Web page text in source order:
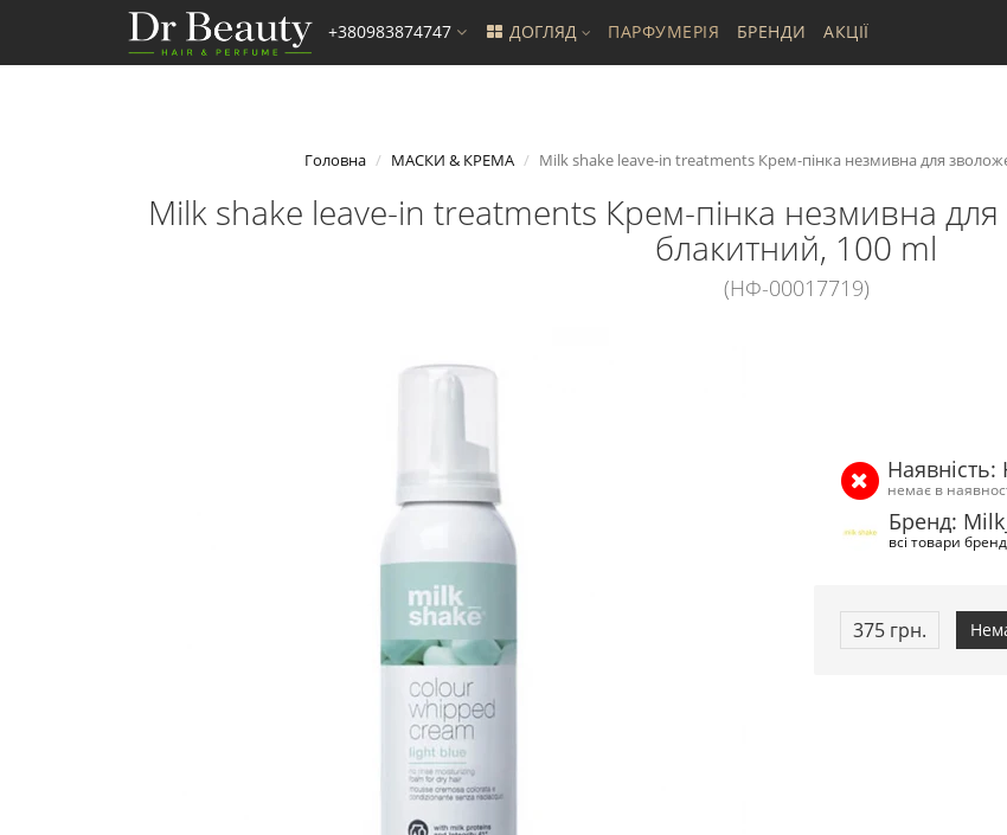
+380983874747 ДОГЛЯД ПАРФУМЕРІЯ БРЕНДИ АКЦІЇ
Головна МАСКИ & КРЕМА Milk shake leave-in treatments Крем-пінка незмивна для
Milk shake leave-in treatments Крем-пінка незмивна для
блакитний, 100 ml
(НФ-00017719)
Наявність:
немає в
Бренд:
всі товари
375 грн.